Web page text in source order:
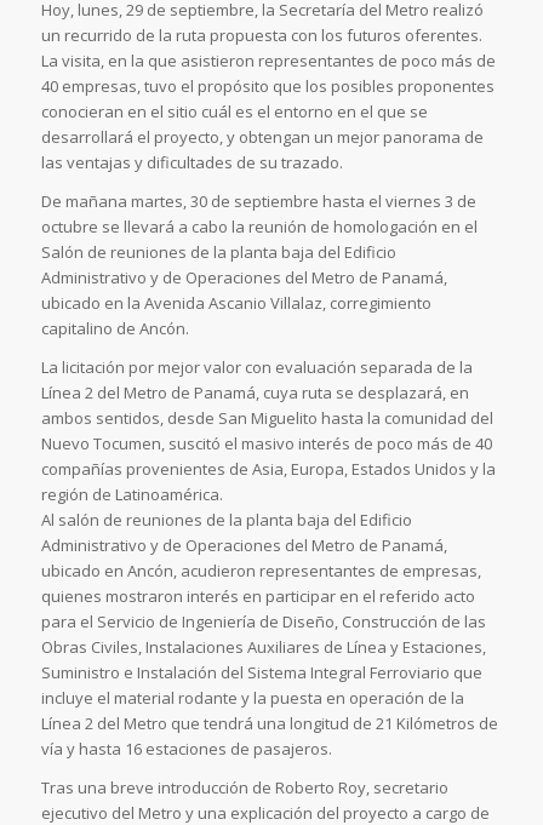
Hoy, lunes, 29 de septiembre, la Secretaría del Metro realizó
un recurrido de la ruta propuesta con los futuros oferentes.
La visita, en la que asistieron representantes de poco más de
40 empresas, tuvo el propósito que los posibles proponentes
conocieran en el sitio cuál es el entorno en el que se
desarrollará el proyecto, y obtengan un mejor panorama de
las ventajas y dificultades de su trazado.
De mañana martes, 30 de septiembre hasta el viernes 3 de
octubre se llevará a cabo la reunión de homologación en el
Salón de reuniones de la planta baja del Edificio
Administrativo y de Operaciones del Metro de Panamá,
ubicado en la Avenida Ascanio Villalaz, corregimiento
capitalino de Ancón.
La licitación por mejor valor con evaluación separada de la
Línea 2 del Metro de Panamá, cuya ruta se desplazará, en
ambos sentidos, desde San Miguelito hasta la comunidad del
Nuevo Tocumen, suscitó el masivo interés de poco más de 40
compañías provenientes de Asia, Europa, Estados Unidos y la
región de Latinoamérica.
Al salón de reuniones de la planta baja del Edificio
Administrativo y de Operaciones del Metro de Panamá,
ubicado en Ancón, acudieron representantes de empresas,
quienes mostraron interés en participar en el referido acto
para el Servicio de Ingeniería de Diseño, Construcción de las
Obras Civiles, Instalaciones Auxiliares de Línea y Estaciones,
Suministro e Instalación del Sistema Integral Ferroviario que
incluye el material rodante y la puesta en operación de la
Línea 2 del Metro que tendrá una longitud de 21 Kilómetros de
vía y hasta 16 estaciones de pasajeros.
Tras una breve introducción de Roberto Roy, secretario
ejecutivo del Metro y una explicación del proyecto a cargo de